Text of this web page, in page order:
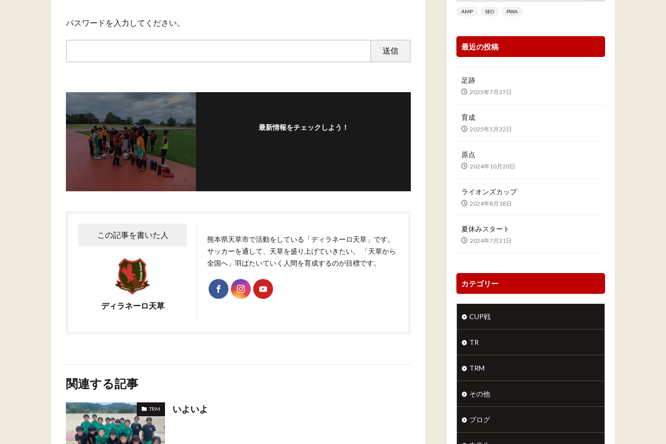
パスワードを入力してください。
最新情報をチェックしよう！
この記事を書いた人
ディラネーロ天草
熊本県天草市で活動をしている「ディラネーロ天草」です。
サッカーを通して、天草を盛り上げていきたい。 「天草から
全国へ」羽ばたいていく人間を育成するのが目標です。
関連する記事
TRM いよいよ
AMP SEO PWA
最近の投稿
足跡
2025年7月27日
育成
2025年5月22日
原点
2024年10月20日
ライオンズカップ
2024年8月18日
夏休みスタート
2024年7月21日
カテゴリー
CUP戦
TR
TRM
その他
ブログ